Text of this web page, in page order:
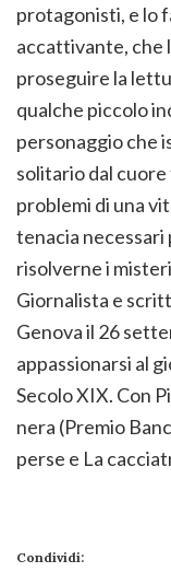
protagonisti, e lo
accattivante, che
proseguire la
qualche piccolo
personaggio che
solitario dal cuore
problemi di una
tenacia
risolverne i
Giornalista e
Genova il 26
appassionarsi al
Secolo XIX. Con
nera (Premio
perse e La
Condividi: